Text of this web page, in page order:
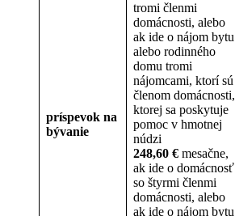
príspevok na
bývanie
tromi členmi
domácnosti, alebo
ak ide o nájom bytu
alebo rodinného
domu tromi
nájomcami, ktorí sú
členom domácnosti,
ktorej sa poskytuje
pomoc v hmotnej
núdzi
248,60 € mesačne,
ak ide o domácnosť
so štyrmi členmi
domácnosti, alebo
ak ide o nájom bytu